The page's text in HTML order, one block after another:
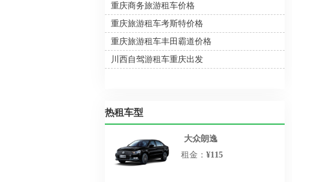
重庆商务旅游租车价格
重庆旅游租车考斯特价格
重庆旅游租车丰田霸道价格
川西自驾游租车重庆出发
热租车型
大众朗逸
租金： ¥115